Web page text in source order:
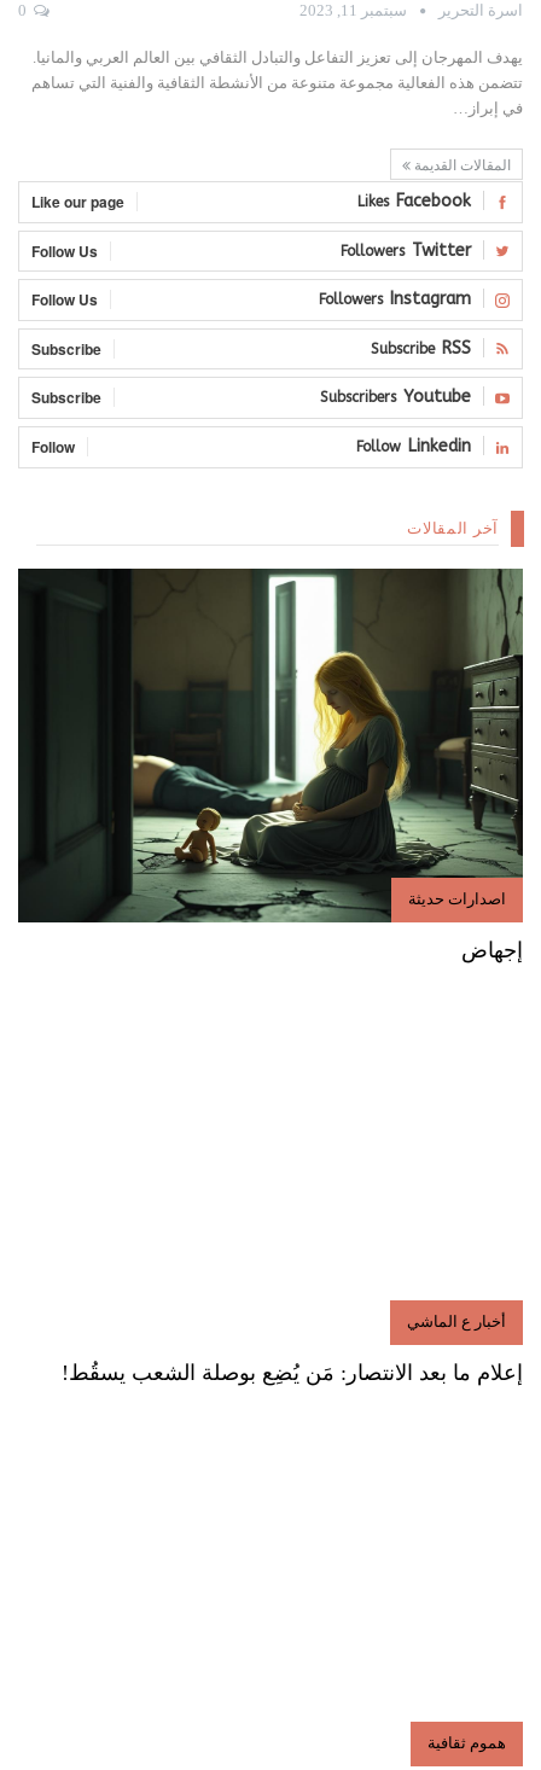
اسرة التحرير سبتمبر 11, 2023
يهدف المهرجان إلى تعزيز التفاعل والتبادل الثقافي بين العالم العربي والمانيا.
تتضمن هذه الفعالية مجموعة متنوعة من الأنشطة الثقافية والفنية التي تساهم
في إبراز…
المقالات القديمة
Facebook
Likes
Like our page
Twitter
Followers
Follow Us
Instagram
Followers
Follow Us
RSS
Subscribe
Subscribe
Youtube
Subscribers
Subscribe
Linkedin
Follow
Follow
آخر المقالات
اصدارات حديثة
إجهاض
أخبار ع الماشي
إعلام ما بعد الانتصار: مَن يُضِع بوصلة الشعب يسقُط!
هموم ثقافية